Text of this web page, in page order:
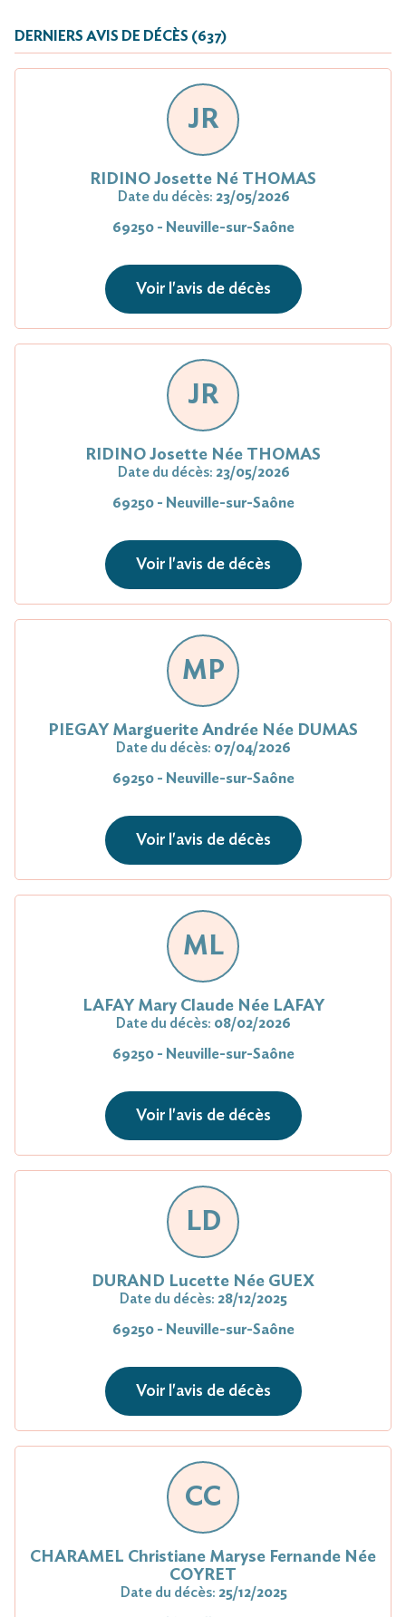
DERNIERS AVIS DE DÉCÈS (637)
JR
RIDINO Josette Né THOMAS
Date du décès: 23/05/2026
69250 - Neuville-sur-Saône
Voir l'avis de décès
JR
RIDINO Josette Née THOMAS
Date du décès: 23/05/2026
69250 - Neuville-sur-Saône
Voir l'avis de décès
MP
PIEGAY Marguerite Andrée Née DUMAS
Date du décès: 07/04/2026
69250 - Neuville-sur-Saône
Voir l'avis de décès
ML
LAFAY Mary Claude Née LAFAY
Date du décès: 08/02/2026
69250 - Neuville-sur-Saône
Voir l'avis de décès
LD
DURAND Lucette Née GUEX
Date du décès: 28/12/2025
69250 - Neuville-sur-Saône
Voir l'avis de décès
CC
CHARAMEL Christiane Maryse Fernande Née
COYRET
Date du décès: 25/12/2025